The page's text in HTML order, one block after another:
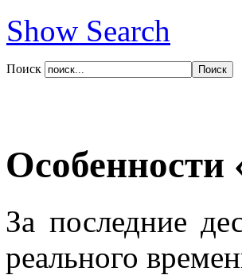
Show Search
Поиск
Особенности
За последние
реального